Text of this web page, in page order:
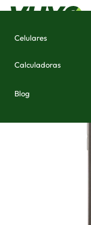
Celulares
Calculadoras
Blog